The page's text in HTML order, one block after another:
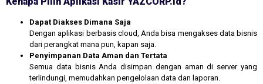
Dapat Diakses Dimana Saja
Dengan aplikasi berbasis cloud, Anda bisa mengakses data bisnis
dari perangkat mana pun, kapan saja.
Penyimpanan Data Aman dan Tertata
Semua data bisnis Anda disimpan dengan aman di server yang
terlindungi, memudahkan pengelolaan data dan laporan.